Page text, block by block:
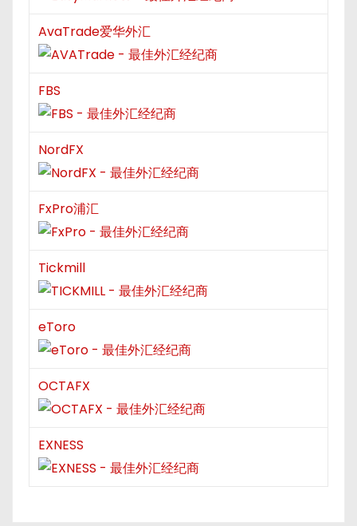
AvaTrade爱华外汇
FBS
NordFX
FxPro浦汇
Tickmill
eToro
OCTAFX
EXNESS